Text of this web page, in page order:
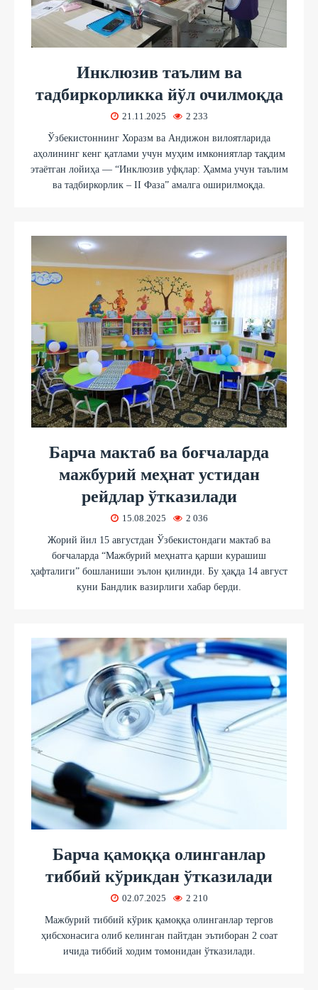
Инклюзив таълим ва
тадбиркорликка йўл очилмоқда
21.11.2025 2 233
Ўзбекистоннинг Хоразм ва Андижон вилоятларида
аҳолининг кенг қатлами учун муҳим имкониятлар тақдим
этаётган лойиҳа — “Инклюзив уфқлар: Ҳамма учун таълим
ва тадбиркорлик – II Фаза” амалга оширилмоқда.
Барча мактаб ва боғчаларда
мажбурий меҳнат устидан
рейдлар ўтказилади
15.08.2025 2 036
Жорий йил 15 августдан Ўзбекистондаги мактаб ва
боғчаларда “Мажбурий меҳнатга қарши курашиш
ҳафталиги” бошланиши эълон қилинди. Бу ҳақда 14 август
куни Бандлик вазирлиги хабар берди.
Барча қамоққа олинганлар
тиббий кўрикдан ўтказилади
02.07.2025 2 210
Мажбурий тиббий кўрик қамоққа олинганлар тергов
ҳибсхонасига олиб келинган пайтдан эътиборан 2 соат
ичида тиббий ходим томонидан ўтказилади.